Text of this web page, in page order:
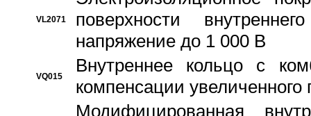
VL2071
поверхности
напряжение до 1 000 В
VQ015
Bнутреннее кольцо с
компенсации увеличенного
Модифицированная